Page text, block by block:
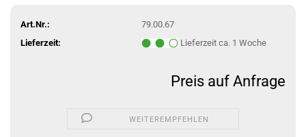
Art.Nr.:
79.00.67
Lieferzeit:
Lieferzeit ca. 1 Woche
Preis auf Anfrage
WEITEREMPFEHLEN